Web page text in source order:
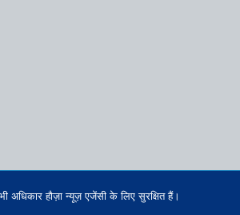
अधिकार हौज़ा न्यूज़ एजेंसी के लिए सुरक्षित हैं।